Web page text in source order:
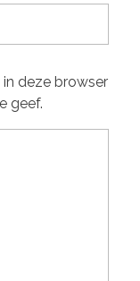
deze browser
geef.